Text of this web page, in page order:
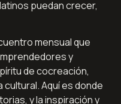
puedan crecer,
mensual que
y
de cocreación,
Aquí es donde
y la inspiración y